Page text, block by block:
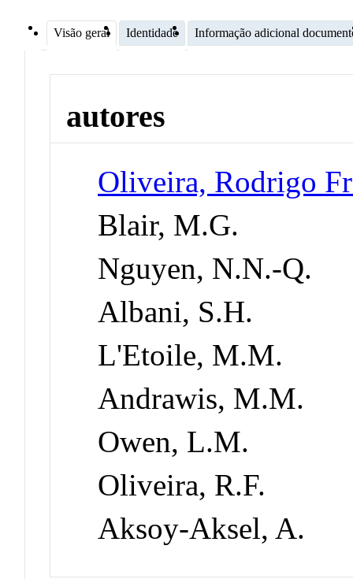
Visão geral Identidade Informação adicional
autores
Oliveira, Rodrigo
Blair, M.G.
Nguyen, N.N.-Q.
Albani, S.H.
L'Etoile, M.M.
Andrawis, M.M.
Owen, L.M.
Oliveira, R.F.
Aksoy-Aksel, A.